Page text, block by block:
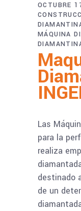
OCTUBRE
MÁQUINA
Las
para la
realiza
destinado
de un